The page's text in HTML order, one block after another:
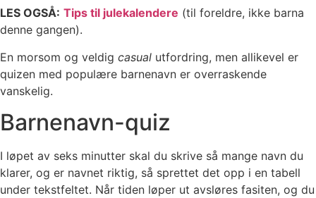
LES OGSÅ: Tips til julekalendere (til foreldre, ikke barna
denne gangen).
En morsom og veldig casual utfordring, men allikevel er
quizen med populære barnenavn er overraskende
vanskelig.
Barnenavn-quiz
I løpet av seks minutter skal du skrive så mange navn du
klarer, og er navnet riktig, så sprettet det opp i en tabell
under tekstfeltet. Når tiden løper ut avsløres fasiten, og du